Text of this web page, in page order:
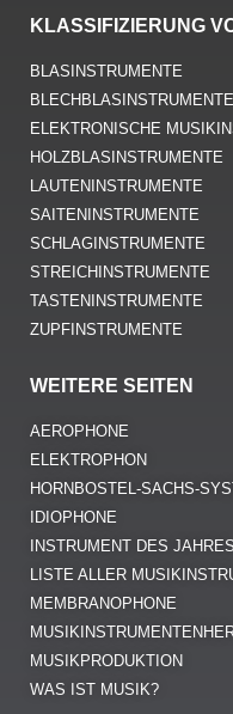
KLASSIFIZIERUNG
BLASINSTRUMENTE
BLECHBLASINSTRUMENTE
ELEKTRONISCHE
HOLZBLASINSTRUMENTE
LAUTENINSTRUMENTE
SAITENINSTRUMENTE
SCHLAGINSTRUMENTE
STREICHINSTRUMENTE
TASTENINSTRUMENTE
ZUPFINSTRUMENTE
WEITERE SEITEN
AEROPHONE
ELEKTROPHON
HORNBOSTEL-SACHS-
IDIOPHONE
INSTRUMENT DES JAHRES
LISTE ALLER
MEMBRANOPHONE
MUSIKPRODUKTION
WAS IST MUSIK?